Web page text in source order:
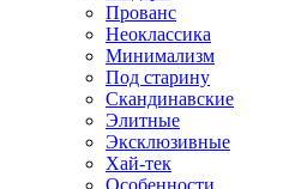
Прованс
Неоклассика
Минимализм
Под старину
Скандинавские
Элитные
Эксклюзивные
Хай-тек
Особенности